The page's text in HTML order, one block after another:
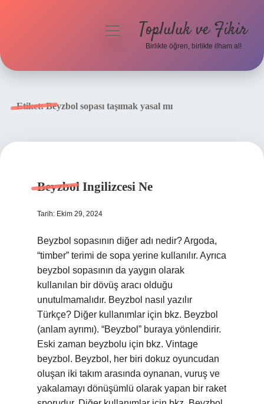
menüyüTopluluk ve Fikir
Birlikte öğren, birlikte ilham al!
Etiket:Beyzbol sopası taşımak yasal mı
Beyzbol Ingilizcesi Ne
Tarih: Ekim 29, 2024
Beyzbol sopasının diğer adı nedir? Argoda,
“timber” terimi de sopa yerine kullanılır. Ayrıca
beyzbol sopasının da yaygın olarak
kullanılan bir dövüş aracı olduğu
unutulmamalıdır. Beyzbol nasıl yazılır
Türkçe? Diğer kullanımlar için bkz. Beyzbol
(anlam ayrımı). “Beyzbol” buraya yönlendirir.
Eski zaman beyzbolu için bkz. Vintage
beyzbol. Beyzbol, her biri dokuz oyuncudan
oluşan iki takım arasında oynanan, vuruş ve
yakalamayı dönüşümlü olarak yapan bir raket